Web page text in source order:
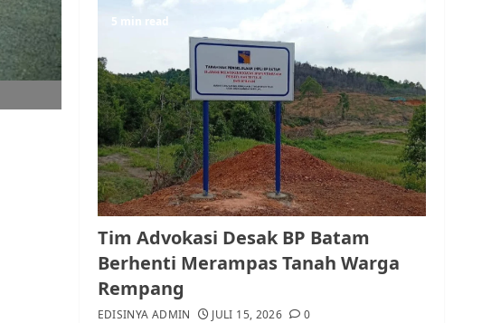
5 JULI 15, 2026
1
Pemko Batam Tegaskan
RT dan RW bukan Petugas
Pendataan dan
Pemungutan Pajak
AGUSTUS 1, 2026 0
2
Kader Pajak jadi
Penghubung Pemerintah
dan Masyarakat di
Lingkungan RT/RW
5 min read
Tim Advokasi Desak BP Batam
Berhenti Merampas Tanah Warga
Rempang
EDISINYA ADMIN JULI 15, 2026 0